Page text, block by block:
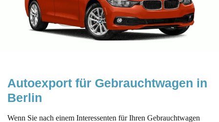
Autoexport für Gebrauchtwagen in
Berlin
Wenn Sie nach einem Interessenten für Ihren Gebrauchtwagen